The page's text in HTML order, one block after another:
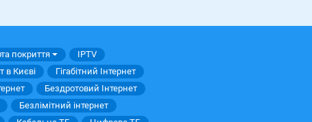
покриття
IPTV
в Києві
Гігабітний Інтернет
Бездротовий Інтернет
Безлімітний інтернет